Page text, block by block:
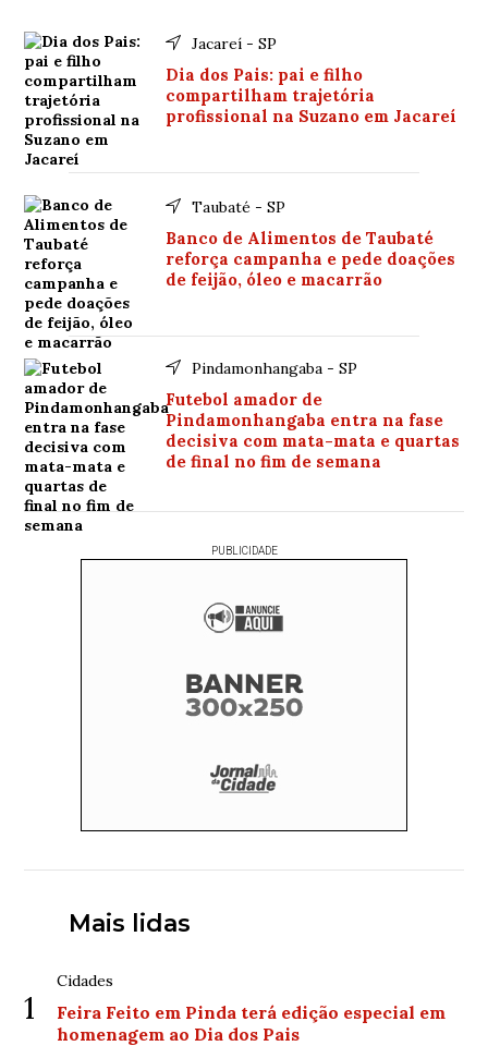
Jacareí - SP
Dia dos Pais: pai e filho
compartilham trajetória
profissional na Suzano em Jacareí
Taubaté - SP
Banco de Alimentos de Taubaté
reforça campanha e pede doações
de feijão, óleo e macarrão
Pindamonhangaba - SP
Futebol amador de
Pindamonhangaba entra na fase
decisiva com mata-mata e quartas
de final no fim de semana
PUBLICIDADE
Mais lidas
1
Cidades
Feira Feito em Pinda terá edição especial em
homenagem ao Dia dos Pais